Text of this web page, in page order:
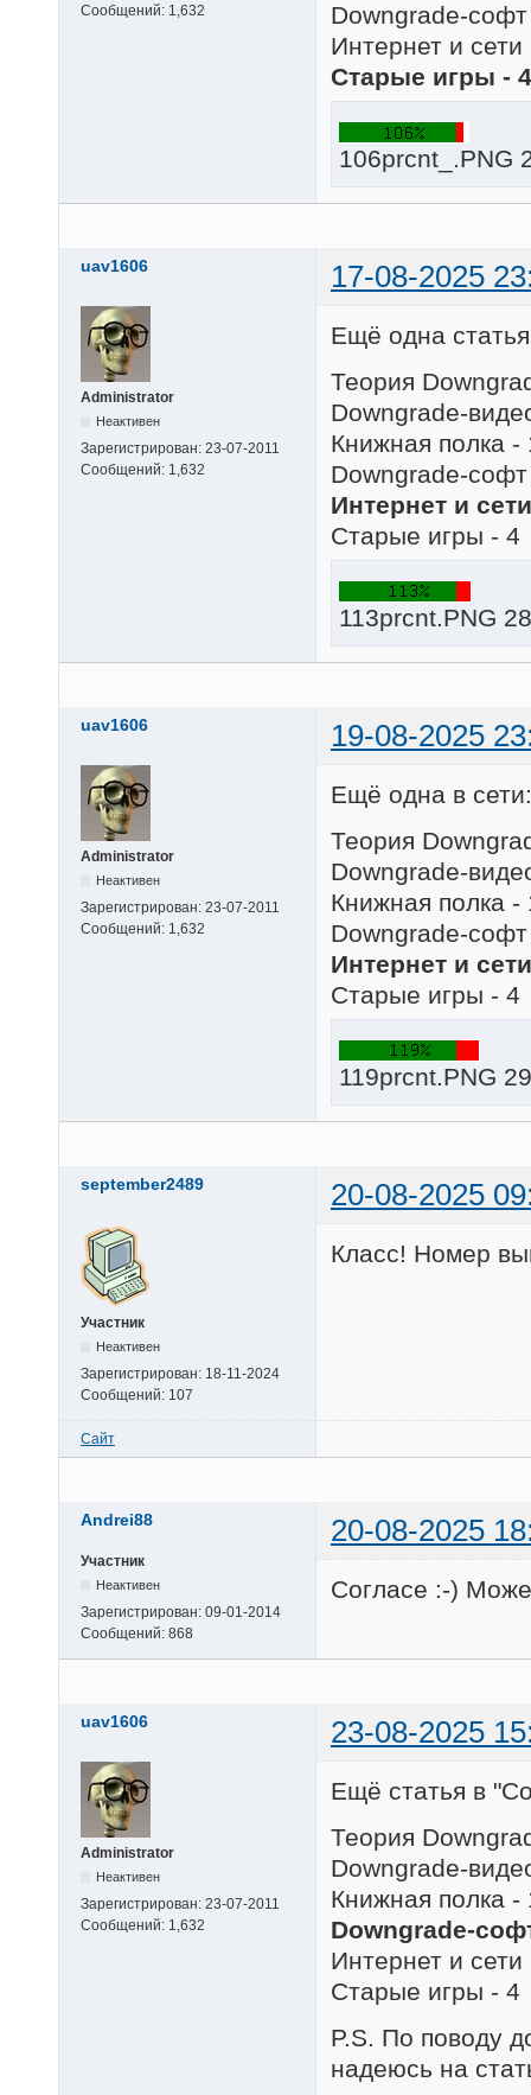
Сообщений: 1,632
Downgrade-
Интернет и сети
Старые игры - 4
106prcnt_.PNG
uav1606 17-08-2025
Administrator
Неактивен
Зарегистрирован: 23-07-2011
Сообщений: 1,632
Ещё одна
Теория
Downgrade-
Книжная полка -
Downgrade-
Интернет и
Старые игры - 4
113prcnt.PNG
uav1606 19-08-2025
Administrator
Неактивен
Зарегистрирован: 23-07-2011
Сообщений: 1,632
Ещё одна в сети:
Теория
Downgrade-
Книжная полка -
Downgrade-
Интернет и
Старые игры - 4
119prcnt.PNG
september2489 20-08-2025
Участник
Неактивен
Зарегистрирован: 18-11-2024
Сообщений: 107
Класс! Номер
Сайт
Andrei88 20-08-2025
Участник
Неактивен
Зарегистрирован: 09-01-2014
Сообщений: 868
Согласе :-)
uav1606 23-08-2025
Administrator
Неактивен
Зарегистрирован: 23-07-2011
Сообщений: 1,632
Ещё статья в
Теория
Downgrade-
Книжная полка -
Downgrade-
Интернет и сети
Старые игры - 4
P.S. По поводу
надеюсь на